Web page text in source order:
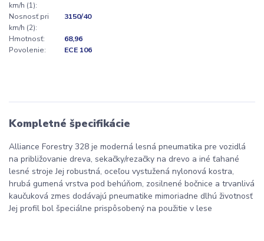
km/h (1):
Nosnosť pri
km/h (2):
3150/40
Hmotnosť:
68,96
Povolenie:
ECE 106
Kompletné špecifikácie
Alliance Forestry 328 je moderná lesná pneumatika pre vozidlá
na približovanie dreva, sekačky/rezačky na drevo a iné ťahané
lesné stroje Jej robustná, oceľou vystužená nylonová kostra,
hrubá gumená vrstva pod behúňom, zosilnené bočnice a trvanlivá
kaučuková zmes dodávajú pneumatike mimoriadne dlhú životnosť
Jej profil bol špeciálne prispôsobený na použitie v lese